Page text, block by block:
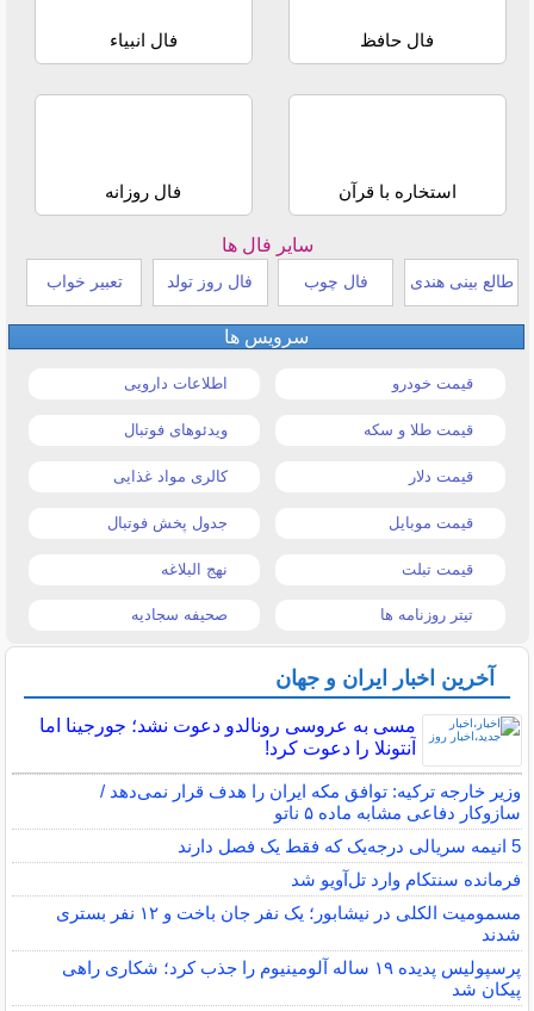
فال حافظ فال انبیاء
استخاره با قرآن فال روزانه
سایر فال ها
طالع بینی هندی فال چوب فال روز تولد تعبیر خواب
سرویس ها
قیمت خودرو اطلاعات دارویی
قیمت طلا و سکه ویدئوهای فوتبال
قیمت دلار کالری مواد غذایی
قیمت موبایل جدول پخش فوتبال
قیمت تبلت نهج البلاغه
تیتر روزنامه ها صحیفه سجادیه
آخرین اخبار ایران و جهان
مسی به عروسی رونالدو دعوت نشد؛ جورجینا اما
آنتونلا را دعوت کرد!
وزیر خارجه ترکیه: توافق مکه ایران را هدف قرار نمی‌دهد /
سازوکار دفاعی مشابه ماده ۵ ناتو
5 انیمه سریالی درجه‌یک که فقط یک فصل دارند
فرمانده سنتکام وارد تل‌آویو شد
مسمومیت الکلی در نیشابور؛ یک نفر جان باخت و ۱۲ نفر بستری
شدند
پرسپولیس پدیده ۱۹ ساله آلومینیوم را جذب کرد؛ شکاری راهی
پیکان شد